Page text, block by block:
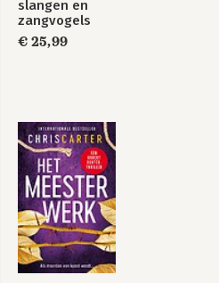
slangen en
zangvogels
€ 25,99